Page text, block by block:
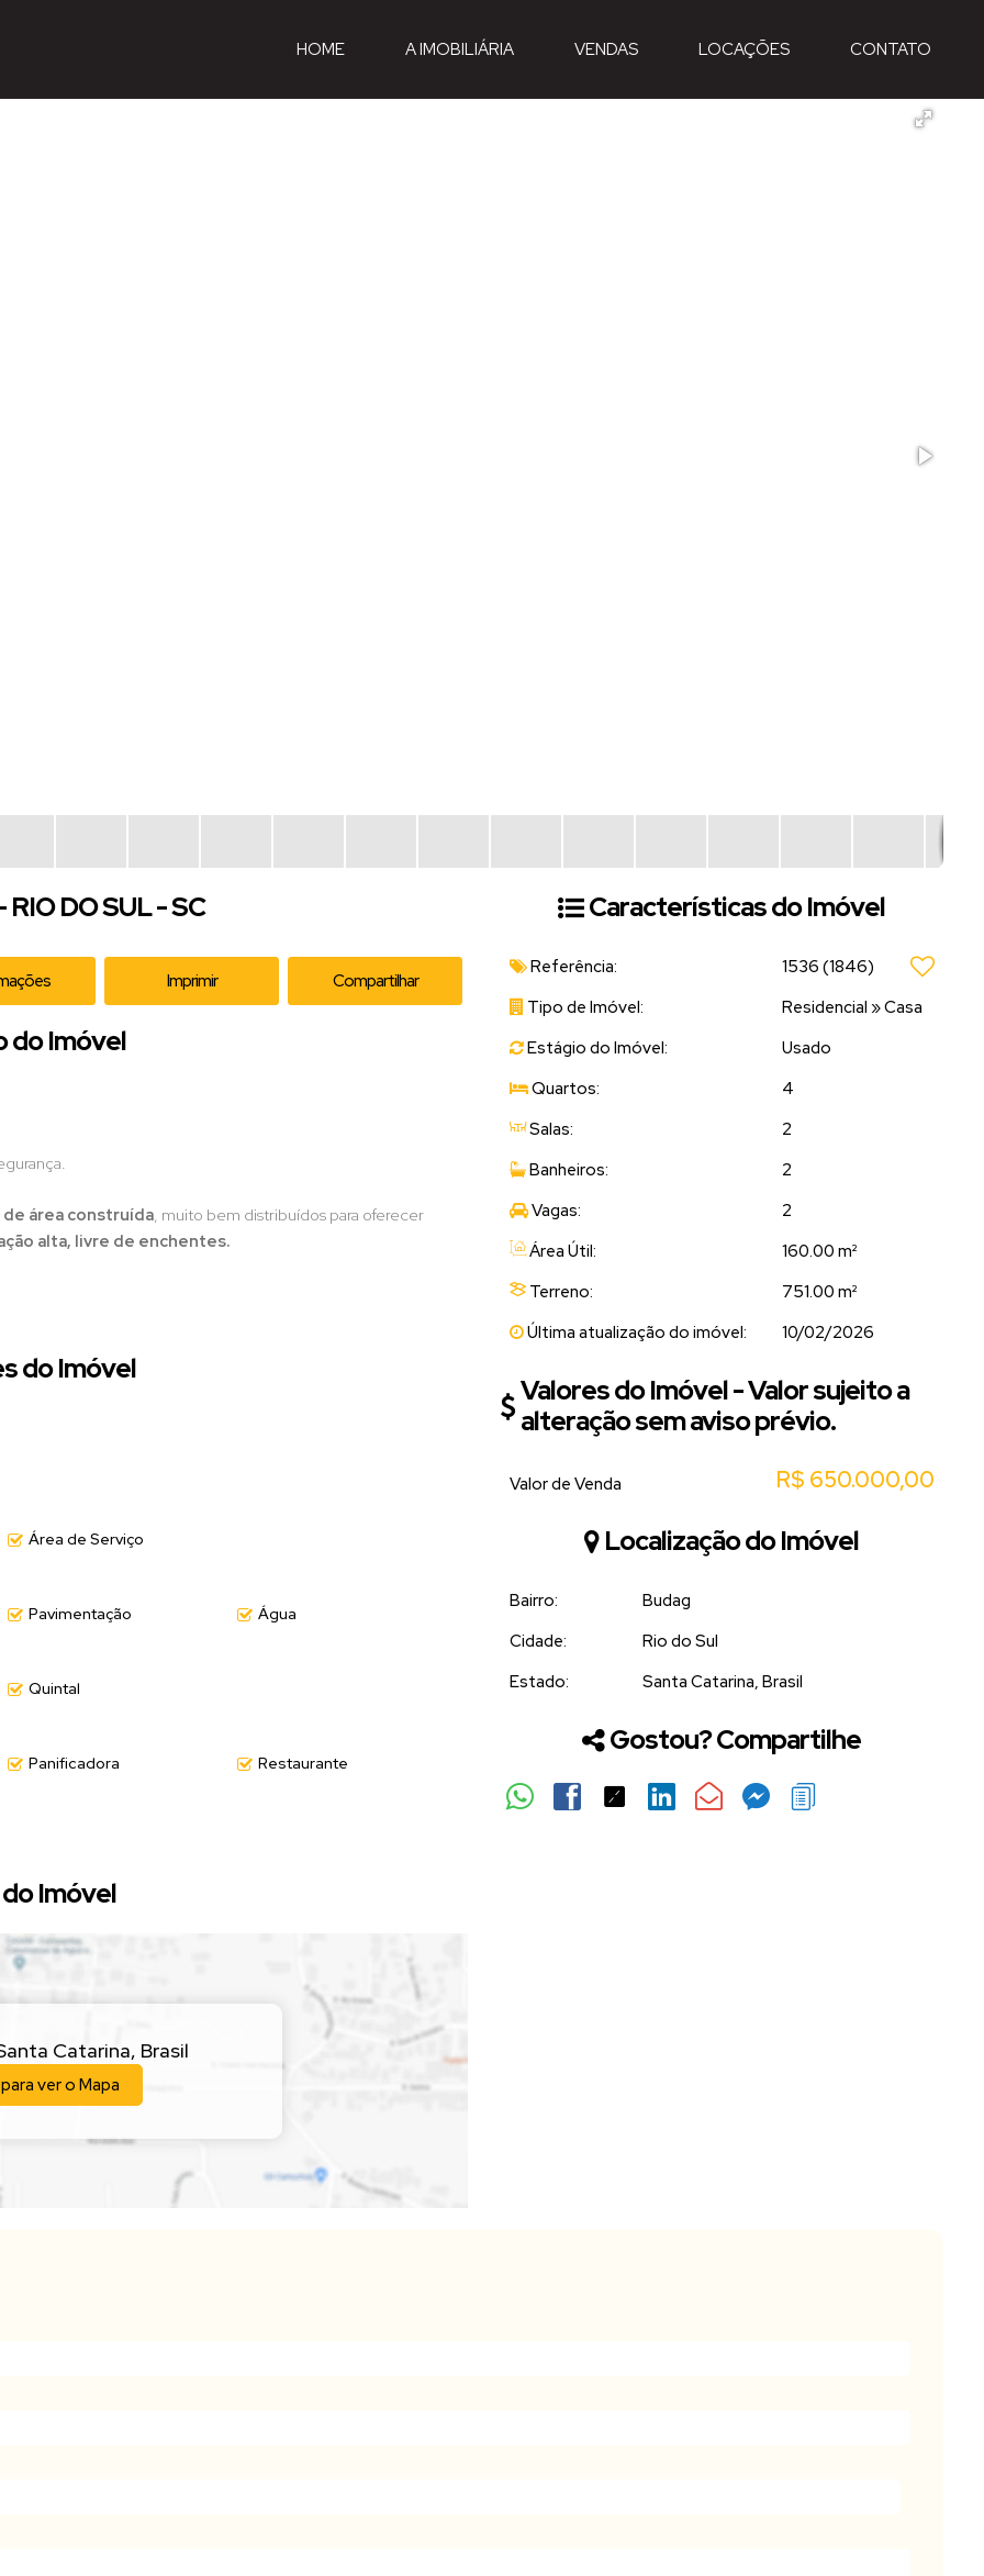
CONTATO
LOCAÇÕES
VENDAS
A IMOBILIÁRIA
HOME
DO SUL - SC
Imprimir Compartilhar
do Imóvel
de área construída, muito bem distribuídos para oferecer
alta, livre de enchentes.
de aproveitamento.
uma localização tranquila.
visita!
do Imóvel
Área de Serviço
Pavimentação Água
Quintal
Panificadora Restaurante
Imóvel
Catarina, Brasil
ver o Mapa
Características do Imóvel
Referência: 1536 (1846)
Tipo de Imóvel:
Residencial »Casa
Estágio do Imóvel:
Usado
Quartos:
4
Salas:
2
Banheiros:
2
Vagas:
2
Área Útil:
160.00 m²
Terreno:
751.00 m²
Última atualização do imóvel:
10/02/2026
Valores do Imóvel - Valor sujeito a
alteração sem aviso prévio.
R$ 650.000,00
Valor de Venda
Localização do Imóvel
Bairro:
Budag
Cidade:
Rio do Sul
Estado:
Santa Catarina, Brasil
Gostou? Compartilhe